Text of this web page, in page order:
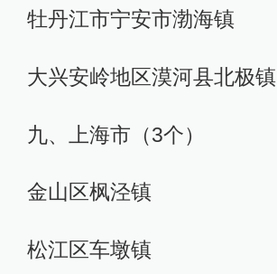
牡丹江市宁安市渤海镇
大兴安岭地区漠河县北极镇
九、上海市（3个）
金山区枫泾镇
松江区车墩镇